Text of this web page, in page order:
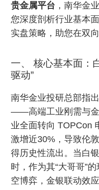
贵金属平台 ，南华金
您深度剖析行业基本
实盘策略，助您在双
一、 核心基本面：
驱动”
南华金业投研总部指
——高端工业刚需与金
业全面转向 TOPCon
激增近30%，导致伦
得历史性流出。当白
时，作为其“大哥哥”
空博弈，金银联动效